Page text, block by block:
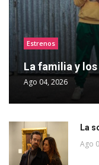
Estrenos
La familia y
Ago 04, 2026
La
Ago